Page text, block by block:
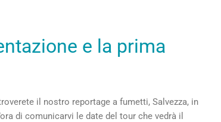
e la prima
il nostro reportage a fumetti, Salvezza, in
di comunicarvi le date del tour che vedrà il